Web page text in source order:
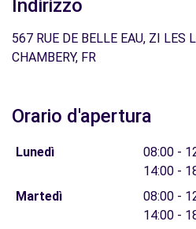
Indirizzo
567 RUE DE BELLE EAU, ZI LES
CHAMBERY, FR
Orario d'apertura
Lunedì
08:00 -
14:00 -
Martedì
08:00 -
14:00 -